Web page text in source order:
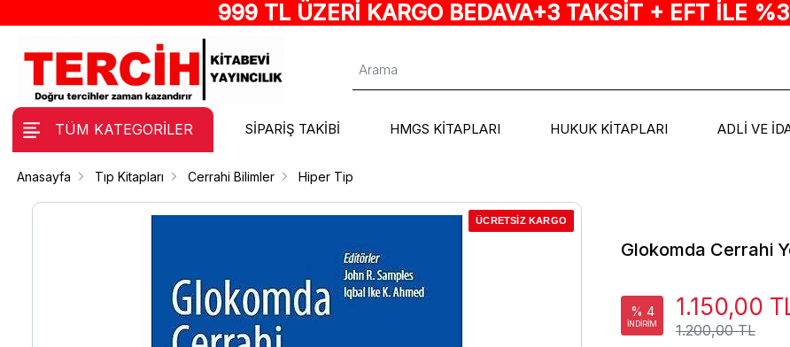
999 TL ÜZERİ KARGO BEDAVA+3 TAKSİT + EFT İLE
TÜM KATEGORİLER SİPARİŞ TAKİBİ HMGS KİTAPLARI HUKUK KİTAPLARI ADLİ VE
Anasayfa Tıp Kitapları Cerrahi Bilimler Hiper Tip
ÜCRETSİZ KARGO
Glokomda Cerrahi
% 4
İNDİRİM 1.200,00 TL
1.150,00